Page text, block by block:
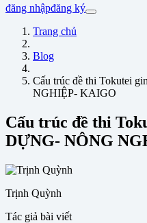
đăng nhậpđăng ký
Trang chủ
Blog
Cấu trúc đề thi Tokutei
NGHIỆP- KAIGO
Cấu trúc đề thi
DỰNG- NÔNG
Trịnh Quỳnh
Tác giả bài viết